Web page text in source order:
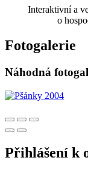
Interaktivní a
o
Fotogalerie
Náhodná
Přihlášení k